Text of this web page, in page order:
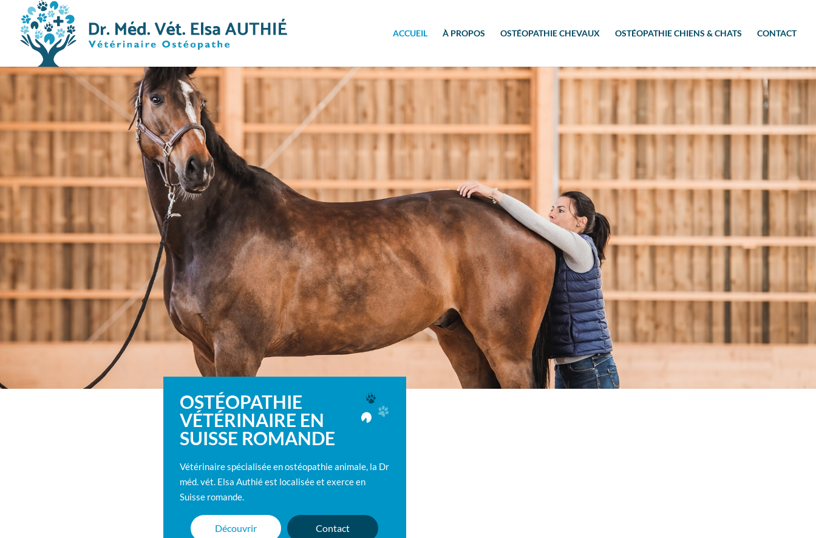
ACCUEIL À PROPOS OSTÉOPATHIE CHEVAUX OSTÉOPATHIE CHIENS & CHATS CONTACT
OSTÉOPATHIE
VÉTÉRINAIRE EN
SUISSE ROMANDE
Vétérinaire spécialisée en ostéopathie animale, la Dr
méd. vét. Elsa Authié est localisée et exerce en
Suisse romande.
Découvrir Contact